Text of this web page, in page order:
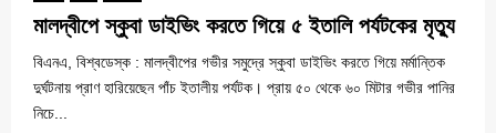
মালদ্বীপে স্কুবা ডাইভিং করতে গিয়ে ৫ ইতালি পর্যটকের মৃত্যু
বিএনএ, বিশ্বডেস্ক : মালদ্বীপের গভীর সমুদ্রে স্কুবা ডাইভিং করতে গিয়ে মর্মান্তিক
দুর্ঘটনায় প্রাণ হারিয়েছেন পাঁচ ইতালীয় পর্যটক। প্রায় ৫০ থেকে ৬০ মিটার গভীর পানির
নিচে...